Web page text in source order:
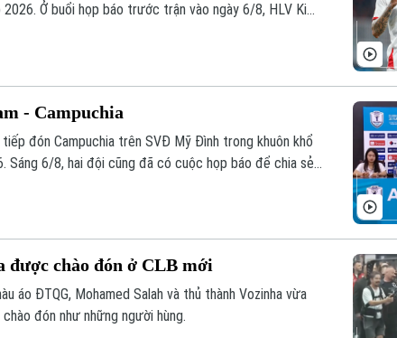
Ở buổi họp báo trước trận vào ngày 6/8, HLV Kim
- Campuchia
đón Campuchia trên SVĐ Mỹ Đình trong khuôn khổ
Sáng 6/8, hai đội cũng đã có cuộc họp báo để chia sẻ
được chào đón ở CLB mới
áo ĐTQG, Mohamed Salah và thủ thành Vozinha vừa
đón như những người hùng.